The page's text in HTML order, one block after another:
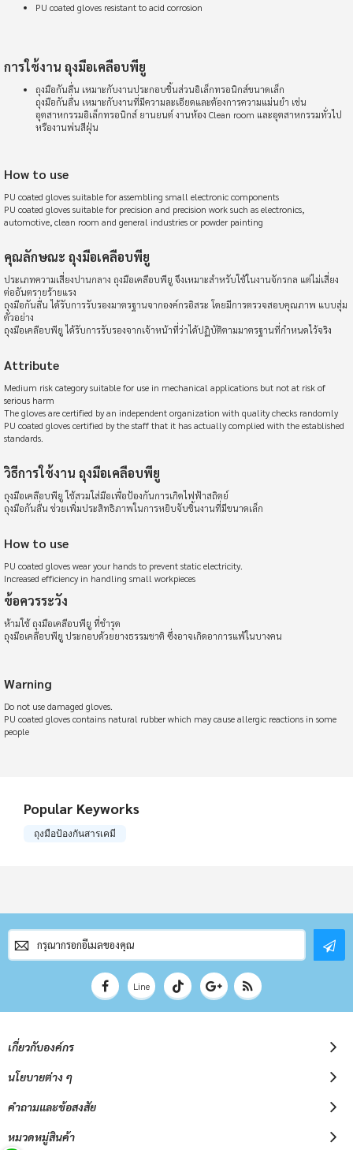
PU coated gloves resistant to acid corrosion
การใช้งาน ถุงมือเคลือบพียู
ถุงมือกันลื่น เหมาะกับงานประกอบชิ้นส่วนอิเล็กทรอนิกส์ขนาดเล็ก
ถุงมือกันลื่น เหมาะกับงานที่มีความละเอียดและต้องการความแม่นยำ เช่น
อุตสาหกรรมอิเล็กทรอนิกส์ ยานยนต์ งานห้อง Clean room และอุตสาหกรรมทั่วไป
หรืองานพ่นสีฝุ่น
How to use
PU coated gloves suitable for assembling small electronic components
PU coated gloves suitable for precision and precision work such as electronics,
automotive, clean room and general industries or powder painting
คุณลักษณะ ถุงมือเคลือบพียู
ประเภทความเสี่ยงปานกลาง ถุงมือเคลือบพียู จึงเหมาะสำหรับใช้ในงานจักรกล แต่ไม่เสี่ยง
ต่ออันตรายร้ายแรง
ถุงมือกันลื่น ได้รับการรับรองมาตรฐานจากองค์กรอิสระ โดยมีการตรวจสอบคุณภาพ แบบสุ่ม
ตัวอย่าง
ถุงมือเคลือบพียู ได้รับการรับรองจากเจ้าหน้าที่ว่าได้ปฏิบัติตามมาตรฐานที่กำหนดไว้จริง
Attribute
Medium risk category suitable for use in mechanical applications but not at risk of
serious harm
The gloves are certified by an independent organization with quality checks randomly
PU coated gloves certified by the staff that it has actually complied with the established
standards.
วิธีการใช้งาน ถุงมือเคลือบพียู
ถุงมือเคลือบพียู ใช้สวมใส่มือเพื่อป้องกันการเกิดไฟฟ้าสถิตย์
ถุงมือกันลื่น ช่วยเพิ่มประสิทธิภาพในการหยิบจับชิ้นงานที่มีขนาดเล็ก
How to use
PU coated gloves wear your hands to prevent static electricity.
Increased efficiency in handling small workpieces
ข้อควรระวัง
ห้ามใช้ ถุงมือเคลือบพียู ที่ชำรุด
ถุงมือเคลือบพียู ประกอบด้วยยางธรรมชาติ ซึ่งอาจเกิดอาการแพ้ในบางคน
Warning
Do not use damaged gloves.
PU coated gloves contains natural rubber which may cause allergic reactions in some
people
Popular Keyworks
ถุงมือป้องกันสารเคมี
สมัคร
สมาชิก
จดหมาย
Line
เกี่ยวกับองค์กร
นโยบายต่าง ๆ
คำถามและข้อสงสัย
หมวดหมู่สินค้า